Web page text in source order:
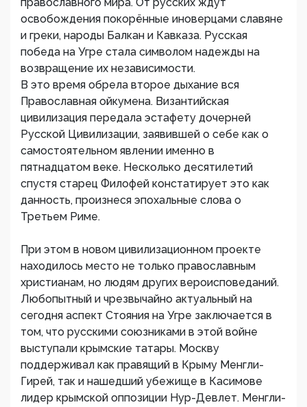
освобождения покорённые иноверцами славяне
и греки, народы Балкан и Кавказа. Русская
победа на Угре стала символом надежды на
возвращение их независимости.
В это время обрела второе дыхание вся
Православная ойкумена. Византийская
цивилизация передала эстафету дочерней
Русской Цивилизации, заявившей о себе как о
самостоятельном явлении именно в
пятнадцатом веке. Несколько десятилетий
спустя старец Филофей констатирует это как
данность, произнеся эпохальные слова о
Третьем Риме.
При этом в новом цивилизационном проекте
находилось место не только православным
христианам, но людям других вероисповеданий.
Любопытный и чрезвычайно актуальный на
сегодня аспект Стояния на Угре заключается в
том, что русскими союзниками в этой войне
выступали крымские татары. Москву
поддерживал как правящий в Крыму Менгли-
Гирей, так и нашедший убежище в Касимове
лидер крымской оппозиции Нур-Девлет. Менгли-